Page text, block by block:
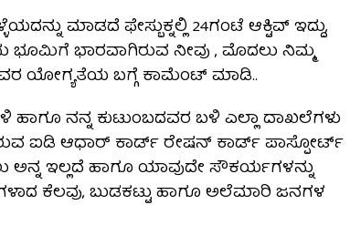
ಮಾಡದೆ ಫೇಸ್ಬುಕ್ನಲ್ಲಿ 24ಗಂಟೆ ಆಕ್ಟಿವ್ ಇದ್ದು,
ಭೂಮಿಗೆ ಭಾರವಾಗಿರುವ ನೀವು , ಮೊದಲು ನಿಮ್ಮ
ಯೋಗ್ಯತೆಯ ಬಗ್ಗೆ ಕಾಮೆಂಟ್ ಮಾಡಿ..
ಹಾಗೂ ನನ್ನ ಕುಟುಂಬದವರ ಬಳಿ ಎಲ್ಲಾ ದಾಖಲೆಗಳು
ಐಡಿ ಆಧಾರ್ ಕಾರ್ಡ್ ರೇಷನ್ ಕಾರ್ಡ್ ಪಾಸ್ಪೋರ್ಟ್
ಅನ್ನ ಇಲ್ಲದೆ ಹಾಗೂ ಯಾವುದೇ ಸೌಕರ್ಯಗಳನ್ನು
ಕೆಲವು, ಬುಡಕಟ್ಟು ಹಾಗೂ ಅಲೆಮಾರಿ ಜನಗಳ